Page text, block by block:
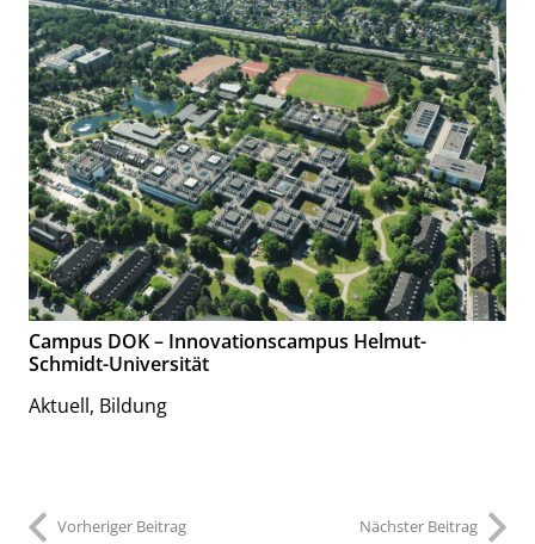
Campus DOK – Innovationscampus Helmut-
Schmidt-Universität
Aktuell, Bildung
Vorheriger Beitrag Nächster Beitrag